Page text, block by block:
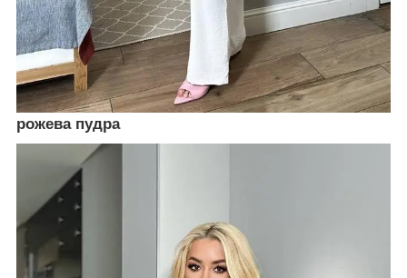
рожева пудра